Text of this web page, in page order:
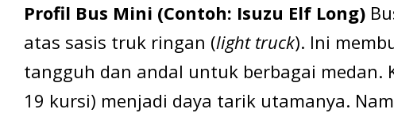
Profil Bus Mini (Contoh: Isuzu Elf Long)
atas sasis truk ringan (light truck). Ini
tangguh dan andal untuk berbagai medan.
19 kursi) menjadi daya tarik utamanya.